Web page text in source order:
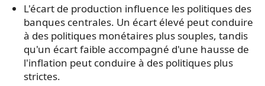
L'écart de production influence les politiques des
banques centrales. Un écart élevé peut conduire
à des politiques monétaires plus souples, tandis
qu'un écart faible accompagné d'une hausse de
l'inflation peut conduire à des politiques plus
strictes.